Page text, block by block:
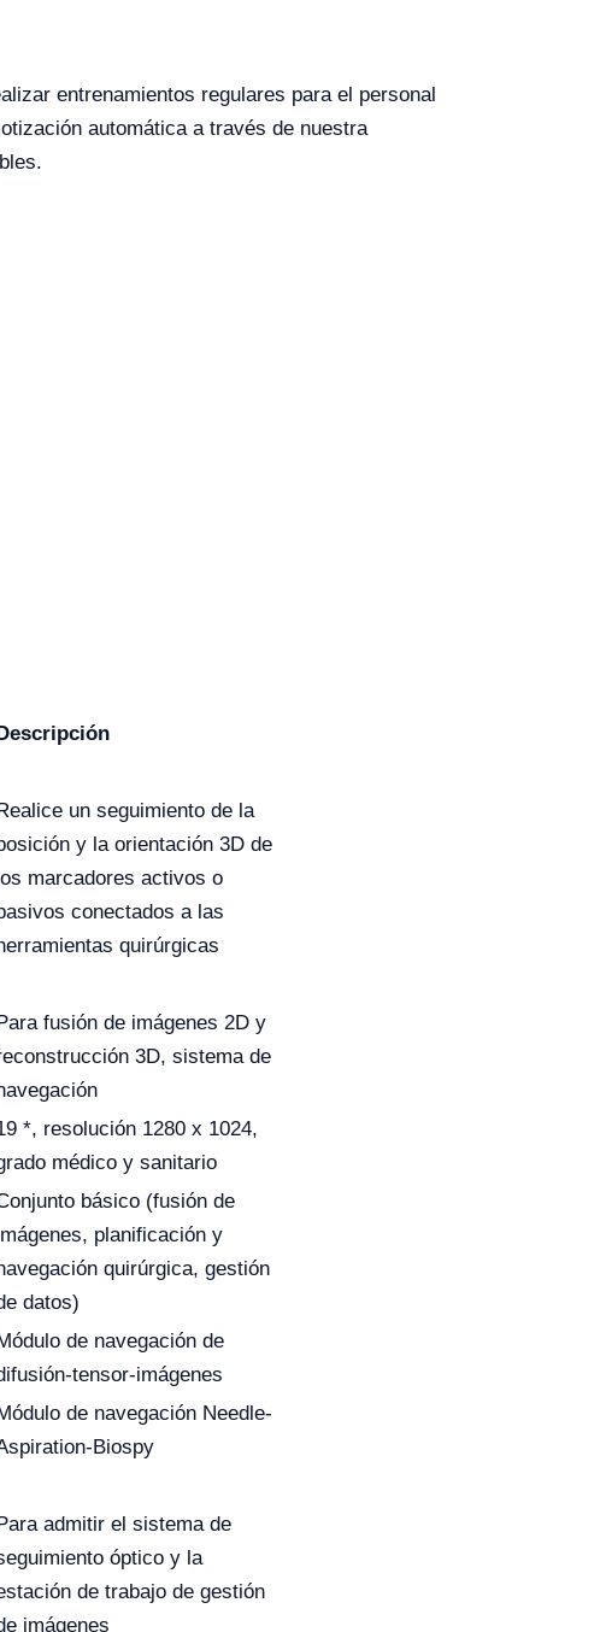
entrenamientos regulares para el personal
automática a través de nuestra
un seguimiento de la
y la orientación 3D de
marcadores activos o
conectados a las
quirúrgicas
fusión de imágenes 2D y
3D, sistema de
*, resolución 1280 x 1024,
médico y sanitario
básico (fusión de
planificación y
quirúrgica, gestión
datos)
de navegación de
tensor-imágenes
de navegación Needle-
Biospy
admitir el sistema de
óptico y la
de trabajo de gestión
imágenes